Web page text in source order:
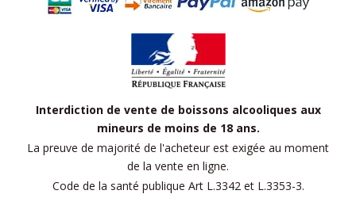
Interdiction de vente de boissons alcooliques aux
mineurs de moins de 18 ans.
La preuve de majorité de l'acheteur est exigée au moment
de la vente en ligne.
Code de la santé publique Art L.3342 et L.3353-3.